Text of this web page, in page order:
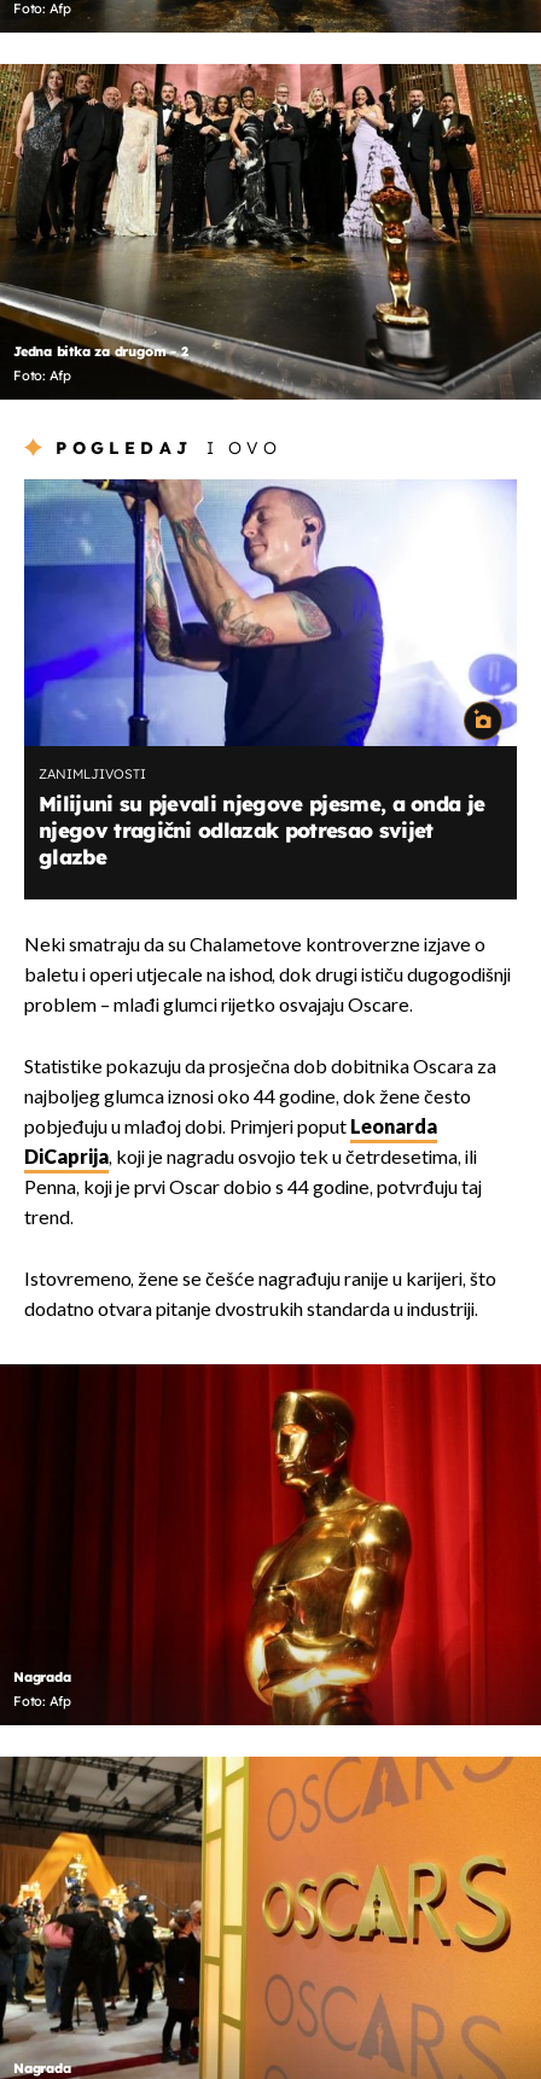
Foto: Afp
Jedna bitka za drugom - 2
Foto: Afp
POGLEDAJ I OVO
ZANIMLJIVOSTI
Milijuni su pjevali njegove pjesme, a onda je
njegov tragični odlazak potresao svijet
glazbe
Neki smatraju da su Chalametove kontroverzne izjave o
baletu i operi utjecale na ishod, dok drugi ističu dugogodišnji
problem – mlađi glumci rijetko osvajaju Oscare.
Statistike pokazuju da prosječna dob dobitnika Oscara za
najboljeg glumca iznosi oko 44 godine, dok žene često
pobjeđuju u mlađoj dobi. Primjeri poput Leonarda
DiCaprija, koji je nagradu osvojio tek u četrdesetima, ili
Penna, koji je prvi Oscar dobio s 44 godine, potvrđuju taj
trend.
Istovremeno, žene se češće nagrađuju ranije u karijeri, što
dodatno otvara pitanje dvostrukih standarda u industriji.
Nagrada
Foto: Afp
Nagrada